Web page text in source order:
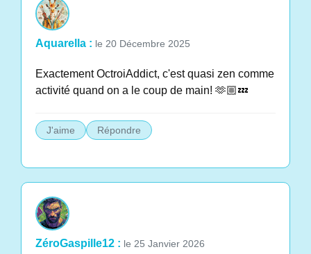
Aquarella : le 20 Décembre 2025
Exactement OctroiAddict, c'est quasi zen comme
activité quand on a le coup de main! 🫶🏼💤
J'aime Répondre
ZéroGaspille12 : le 25 Janvier 2026